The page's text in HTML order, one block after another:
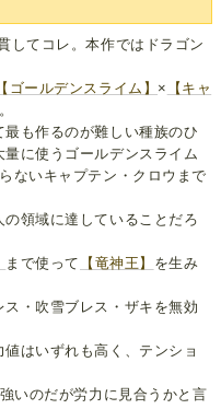
してコレ。本作ではドラゴン
【ゴールデンスライム】 ×
【キャ
も作るのが難しい種族のひ
に使うゴールデンスライム
ないキャプテン・クロウまで
領域に達していることだろ
まで使って 【竜神王】 を生み
ス・吹雪ブレス・ザキを無効
はいずれも高く、テンショ
いのだが労力に見合うかと言